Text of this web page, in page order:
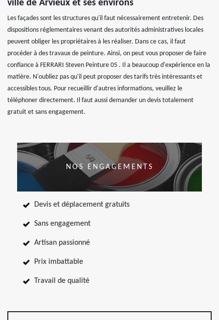
ville de Arvieux et ses environs
Les façades sont les structures qu'il faut nécessairement entretenir. Des
dispositions réglementaires venant des autorités administratives locales
peuvent obliger les propriétaires à les réaliser. Dans ce cas, il faut
procéder à des travaux de peinture. Ainsi, on peut vous proposer de faire
confiance à FERRARI Steven Peinture 05 . Il a beaucoup d'expérience en la
matière. N'oubliez pas qu'il peut proposer des tarifs très intéressants et
accessibles tous. Pour recueillir d'autres informations, veuillez le
téléphoner directement. Il faut aussi demander un devis totalement
gratuit et sans engagement.
NOS ENGAGEMENTS
Devis et déplacement gratuits
Sans engagement
Artisan passionné
Prix imbattable
Travail de qualité